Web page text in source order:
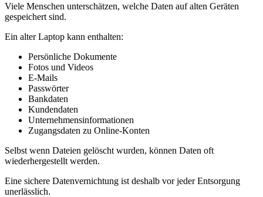
Viele Menschen unterschätzen, welche Daten auf alten Geräten
gespeichert sind.
Ein alter Laptop kann enthalten:
Persönliche Dokumente
Fotos und Videos
E-Mails
Passwörter
Bankdaten
Kundendaten
Unternehmensinformationen
Zugangsdaten zu Online-Konten
Selbst wenn Dateien gelöscht wurden, können Daten oft
wiederhergestellt werden.
Eine sichere Datenvernichtung ist deshalb vor jeder Entsorgung
unerlässlich.